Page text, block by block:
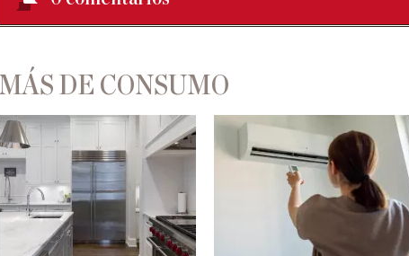
MÁS DE CONSUMO